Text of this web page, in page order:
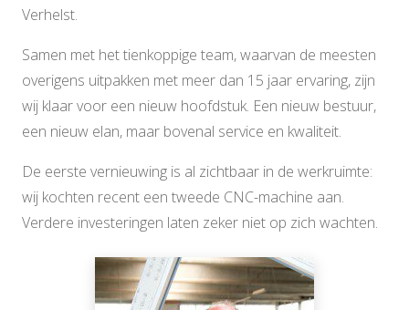
Verhelst.
Samen met het tienkoppige team, waarvan de meesten
overigens uitpakken met meer dan 15 jaar ervaring, zijn
wij klaar voor een nieuw hoofdstuk. Een nieuw bestuur,
een nieuw elan, maar bovenal service en kwaliteit.
De eerste vernieuwing is al zichtbaar in de werkruimte:
wij kochten recent een tweede CNC-machine aan.
Verdere investeringen laten zeker niet op zich wachten.